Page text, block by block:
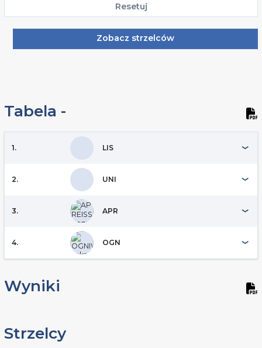
Resetuj
Zobacz strzelców
Tabela -
1. LIS
2. UNI
3. APR
4. OGN
Wyniki
Strzelcy